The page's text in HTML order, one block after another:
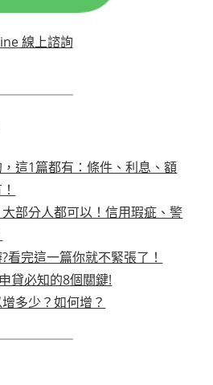
線上諮詢
這1篇都有：條件、利息、額
部分人都可以！信用瑕疵、警
看完這一篇你就不緊張了！
貸必知的8個關鍵!
多少？如何增？